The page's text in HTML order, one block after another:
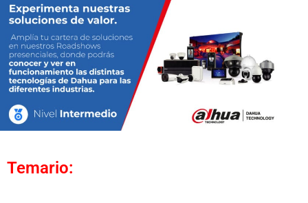
Temario: